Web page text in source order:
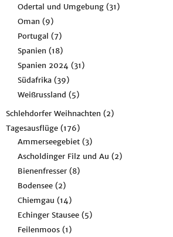
Odertal und Umgebung (31)
Oman (9)
Portugal (7)
Spanien (18)
Spanien 2024 (31)
Südafrika (39)
Weißrussland (5)
Schlehdorfer Weihnachten (2)
Tagesausflüge (176)
Ammerseegebiet (3)
Ascholdinger Filz und Au (2)
Bienenfresser (8)
Bodensee (2)
Chiemgau (14)
Echinger Stausee (5)
Feilenmoos (1)